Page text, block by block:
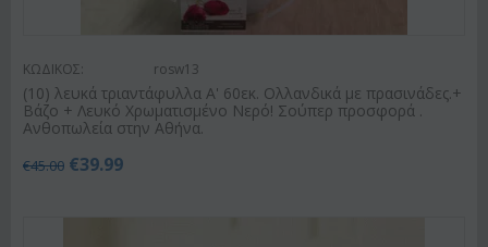
ΚΩΔΙΚΟΣ: rosw13
(10) λευκά τριαντάφυλλα Α' 60εκ. Ολλανδικά με πρασινάδες.+
Βάζο + Λευκό Χρωματισμένο Νερό! Σούπερ προσφορά .
Ανθοπωλεία στην Αθήνα.
€45.00 €39.99